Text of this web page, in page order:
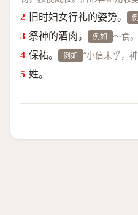
旧时妇女行礼的姿势。
祭神的酒肉。 例如 ～食
保祐。 例如 “小信未孚，
姓。